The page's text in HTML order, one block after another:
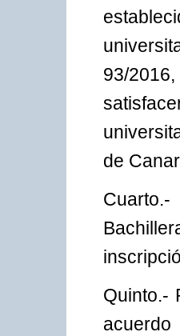
93/
de
Quinto.-